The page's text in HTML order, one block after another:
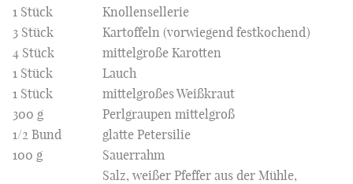
1 Stück
Knollensellerie
3 Stück
Kartoffeln (vorwiegend festkochend)
4 Stück
mittelgroße Karotten
1 Stück
Lauch
1 Stück
mittelgroßes Weißkraut
300 g
Perlgraupen mittelgroß
1/2 Bund
glatte Petersilie
100 g
Sauerrahm
Salz, weißer Pfeffer aus der Mühle,